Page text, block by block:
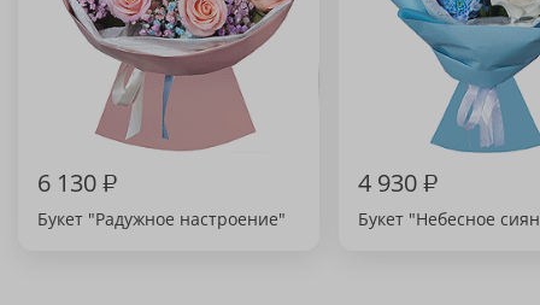
6 130₽
Букет "Радужное настроение"
4 930₽
Букет "Небесное